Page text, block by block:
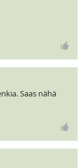
Saas nähä